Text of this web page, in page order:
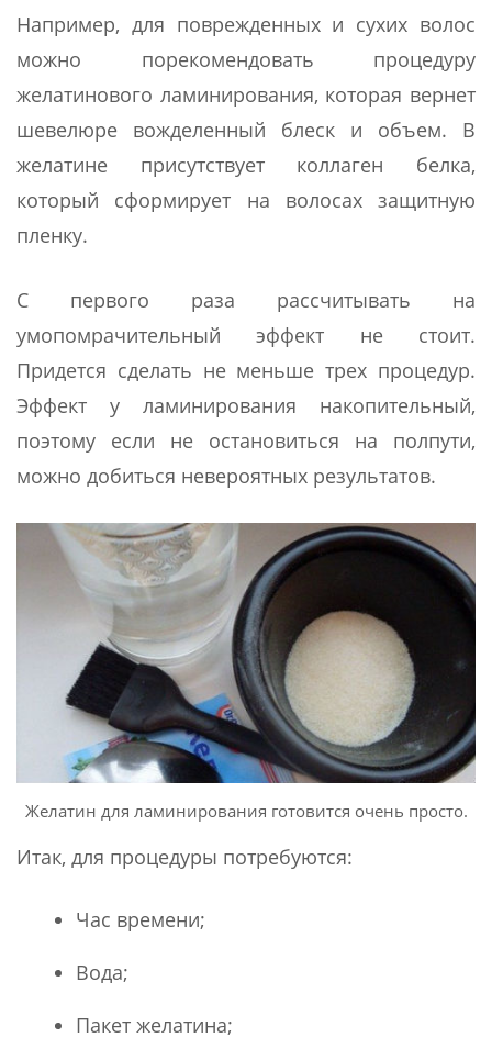
Например, для поврежденных и сухих волос
можно порекомендовать процедуру
желатинового ламинирования, которая вернет
шевелюре вожделенный блеск и объем. В
желатине присутствует коллаген белка,
который сформирует на волосах защитную
пленку.
С первого раза рассчитывать на
умопомрачительный эффект не стоит.
Придется сделать не меньше трех процедур.
Эффект у ламинирования накопительный,
поэтому если не остановиться на полпути,
можно добиться невероятных результатов.
Желатин для ламинирования готовится очень просто.
Итак, для процедуры потребуются:
Час времени;
Вода;
Пакет желатина;